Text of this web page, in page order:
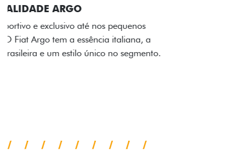
ACABAMENTO E DESIGN INTERNO
A flag italiana e o novo logo Fiat também aparecem
no interior do carro, que possui acabamento
impecável e detalhes escurecidos.